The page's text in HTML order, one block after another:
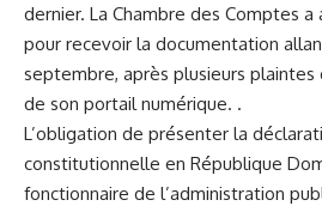
dernier. La Chambre des Comptes
pour recevoir la documentation
septembre, après plusieurs
de son portail numérique. .
L’obligation de présenter la
constitutionnelle en République
fonctionnaire de l’administration